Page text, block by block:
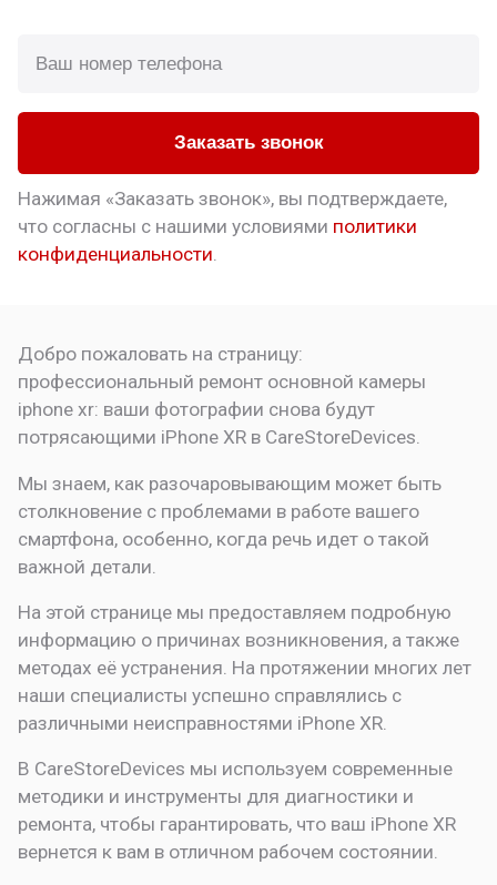
Заказать звонок
Нажимая «Заказать звонок», вы подтверждаете,
что согласны с нашими условиями политики
конфиденциальности.
Добро пожаловать на страницу:
профессиональный ремонт основной камеры
iphone xr: ваши фотографии снова будут
потрясающими iPhone XR в CareStoreDevices.
Мы знаем, как разочаровывающим может быть
столкновение с проблемами в работе вашего
смартфона, особенно, когда речь идет о такой
важной детали.
На этой странице мы предоставляем подробную
информацию о причинах возникновения, а также
методах её устранения. На протяжении многих лет
наши специалисты успешно справлялись с
различными неисправностями iPhone XR.
В CareStoreDevices мы используем современные
методики и инструменты для диагностики и
ремонта, чтобы гарантировать, что ваш iPhone XR
вернется к вам в отличном рабочем состоянии.